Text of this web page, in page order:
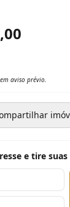
aviso prévio.
e tire